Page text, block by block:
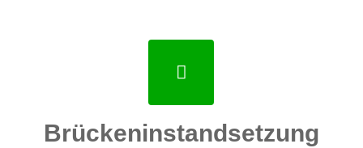
Brückeninstandsetzung